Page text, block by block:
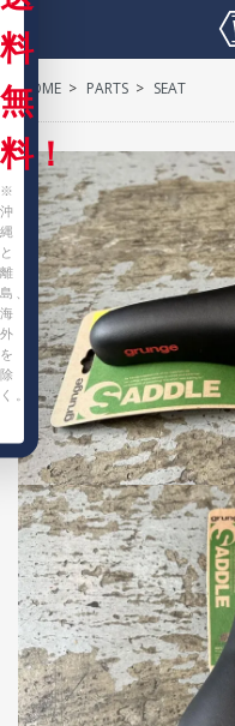
料
無
料！
※
沖
縄
と
離
島、
海
外
を
除
く。
HOME > PARTS > SEAT